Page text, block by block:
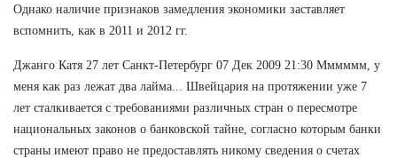
Однако наличие признаков замедления экономики заставляет
вспомнить, как в 2011 и 2012 гг.
Джанго Катя 27 лет Санкт-Петербург 07 Дек 2009 21:30 Мммммм, у
меня как раз лежат два лайма... Швейцария на протяжении уже 7
лет сталкивается с требованиями различных стран о пересмотре
национальных законов о банковской тайне, согласно которым банки
страны имеют право не предоставлять никому сведения о счетах